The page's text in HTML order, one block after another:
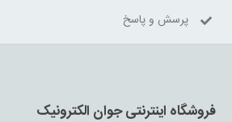
پرسش و پاسخ
فروشگاه اینترنتی جوان الکترونیک